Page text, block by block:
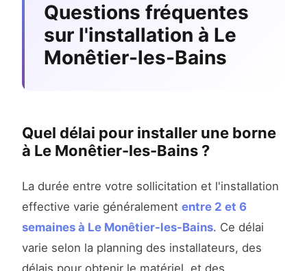
Questions fréquentes
sur l'installation à Le
Monêtier-les-Bains
Quel délai pour installer une borne
à Le Monêtier-les-Bains ?
La durée entre votre sollicitation et l'installation
effective varie généralement entre 2 et 6
semaines à Le Monêtier-les-Bains. Ce délai
varie selon la planning des installateurs, des